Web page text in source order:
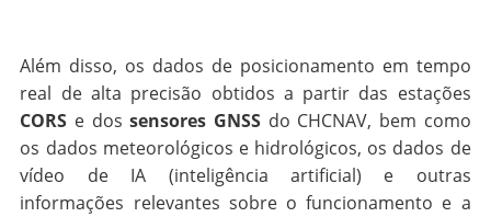
Além disso, os dados de posicionamento em tempo
real de alta precisão obtidos a partir das estações
CORS e dossensores GNSS do CHCNAV, bem como
os dados meteorológicos e hidrológicos, os dados de
vídeo de IA (inteligência artificial) e outras
informações relevantes sobre o funcionamento e a